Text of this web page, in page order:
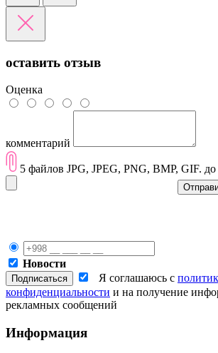
оставить отзыв
Оценка
комментарий
5 файлов JPG, JPEG, PNG, BMP, GIF.
Новости
Я соглашаюсь с
конфиденциальности и на получение
рекламных сообщений
Информация